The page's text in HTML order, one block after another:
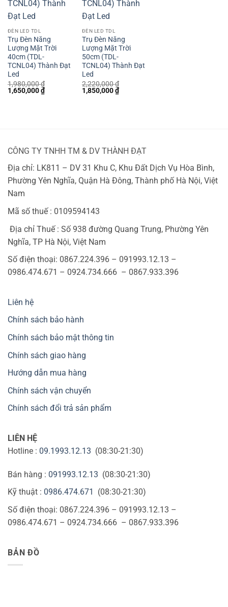
ĐÈN LED TDL
Trụ Đèn Năng
Lượng Mặt Trời
40cm (TDL-
TCNL04) Thành Đạt
Led
1,980,000₫
Giá
gốc
1,650,000₫Giá
hiện
ĐÈN LED TDL
Trụ Đèn Năng
Lượng Mặt Trời
50cm (TDL-
TCNL04) Thành Đạt
Led
2,220,000₫
Giá
gốc
1,850,000₫Giá
hiện
CÔNG TY TNHH TM & DV THÀNH ĐẠT
Địa chỉ: LK811 – DV 31 Khu C, Khu Đất Dịch Vụ Hòa Bình,
Phường Yên Nghĩa, Quận Hà Đông, Thành phố Hà Nội, Việt
Nam
Mã số thuế : 0109594143
Địa chỉ Thuế : Số 938 đường Quang Trung, Phường Yên
Nghĩa, TP Hà Nội, Việt Nam
Số điện thoại: 0867.224.396 – 091993.12.13 –
0986.474.671 – 0924.734.666 – 0867.933.396
Liên hệ
Chính sách bảo hành
Chính sách bảo mật thông tin
Chính sách giao hàng
Hướng dẫn mua hàng
Chính sách vận chuyển
Chính sách đổi trả sản phẩm
LIÊN HỆ
Hotline : 09.1993.12.13 (08:30-21:30)
Bán hàng : 091993.12.13 (08:30-21:30)
Kỹ thuật : 0986.474.671
(08:30-21:30)
Số điện thoại: 0867.224.396 – 091993.12.13 –
0986.474.671 – 0924.734.666 – 0867.933.396
BẢN ĐỒ